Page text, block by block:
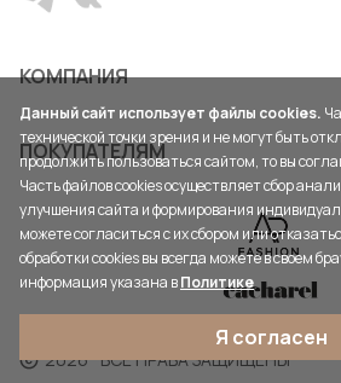
КОМПАНИЯ
ПОКУПАТЕЛЯМ
2026 ВСЕ ПРАВА ЗАЩИЩЕНЫ
Данный сайт использует файлы cookies.
технической точки зрения и не могут быть
продолжить пользоваться сайтом, то вы
Часть файлов cookies осуществляет сбор
улучшения сайта и формирования
можете согласиться с их сбором или
обработки cookies вы всегда можете в своем
информация указана вПолитике
Я согласен